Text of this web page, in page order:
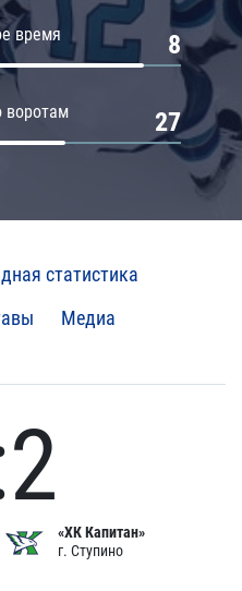
время 8
воротам 27
статистика
Медиа
«ХК Капитан»
г. Ступино